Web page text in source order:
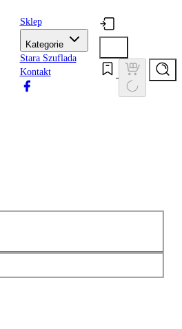
Sklep
Kategorie
Stara Szuflada
Kontakt